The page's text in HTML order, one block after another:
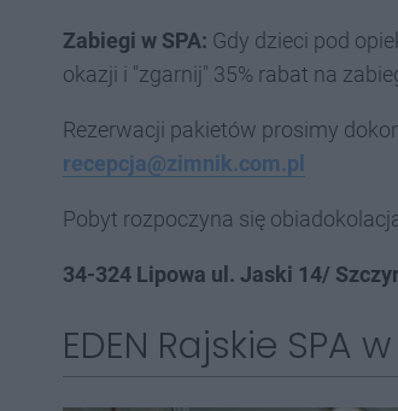
Zabiegi w SPA: Gdy dzieci pod
okazji i "zgarnij" 35% rabat na
Rezerwacji pakietów prosimy
recepcja@zimnik.com.pl
Pobyt rozpoczyna się
34-324 Lipowa ul. Jaski 14/
EDEN Rajskie SPA